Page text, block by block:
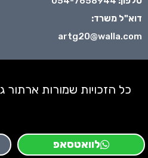
דוא"ל משרד:
artg20@walla.com
כל הזכויות שמורות ארתור
לוואטסאפ